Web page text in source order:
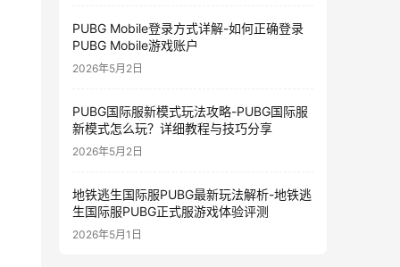
PUBG Mobile登录方式详解-如何正确登录
PUBG Mobile游戏账户
2026年5月2日
PUBG国际服新模式玩法攻略-PUBG国际服
新模式怎么玩？详细教程与技巧分享
2026年5月2日
地铁逃生国际服PUBG最新玩法解析-地铁逃
生国际服PUBG正式服游戏体验评测
2026年5月1日